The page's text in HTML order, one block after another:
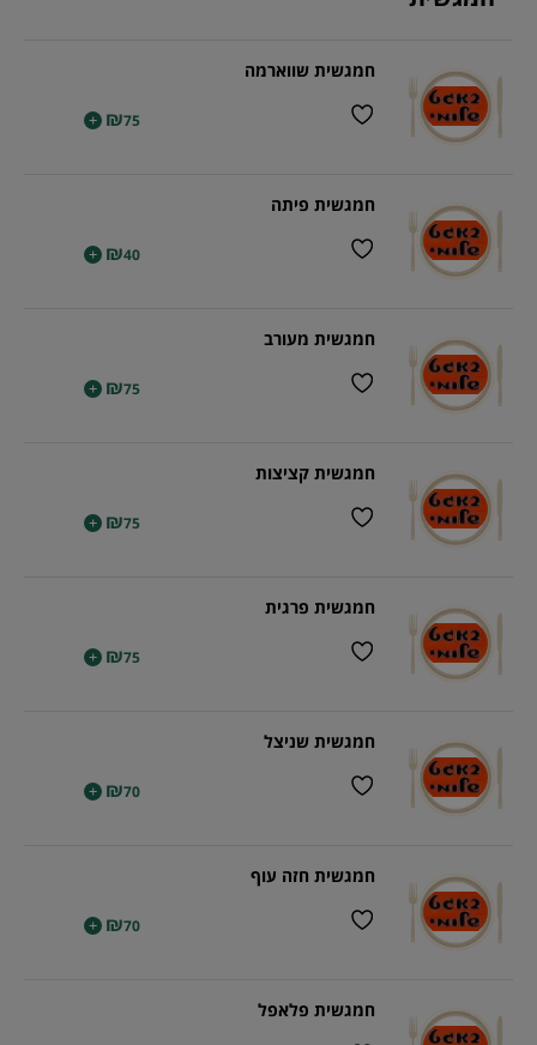
חמגשית שווארמה
₪75
+
חמגשית פיתה
₪40
+
חמגשית מעורב
₪75
+
חמגשית קציצות
₪75
+
חמגשית פרגית
₪75
+
חמגשית שניצל
₪70
+
חמגשית חזה עוף
₪70
+
חמגשית פלאפל